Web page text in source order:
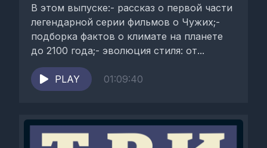
В этом выпуске:- рассказ о первой части
легендарной серии фильмов о Чужих;-
подборка фактов о климате на планете
до 2100 года;- эволюция стиля: от...
PLAY 01:09:40